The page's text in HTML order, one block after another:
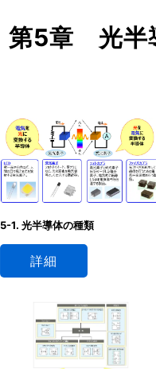
第5章 光半
5-1. 光半導体の種類
詳細